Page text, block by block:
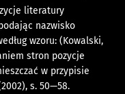
literatury
nazwisko
wzoru: (Kowalski,
stron pozycje
w przypisie
s. 50—58.